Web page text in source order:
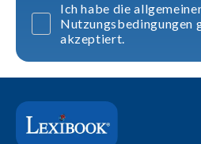
Ich habe die
Nutzungsbedingungen
akzeptiert.